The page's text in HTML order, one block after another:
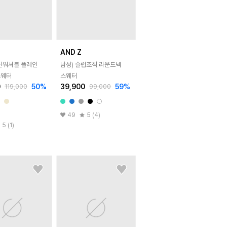
워셔블 플레인
터
119,000 50%
5 (1)
AND Z
남성) 슬럽조직 라운드넥
스웨터
39,900 99,000 59%
49 5 (4)